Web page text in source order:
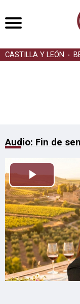
CASTILLA Y LEÓN
Audio: Fin de